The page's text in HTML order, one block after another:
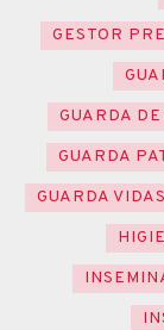
GESTOR
GUARDA
GUARDA
GUARDA VIDAS